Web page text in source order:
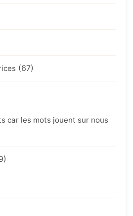
(67)
car les mots jouent sur nous